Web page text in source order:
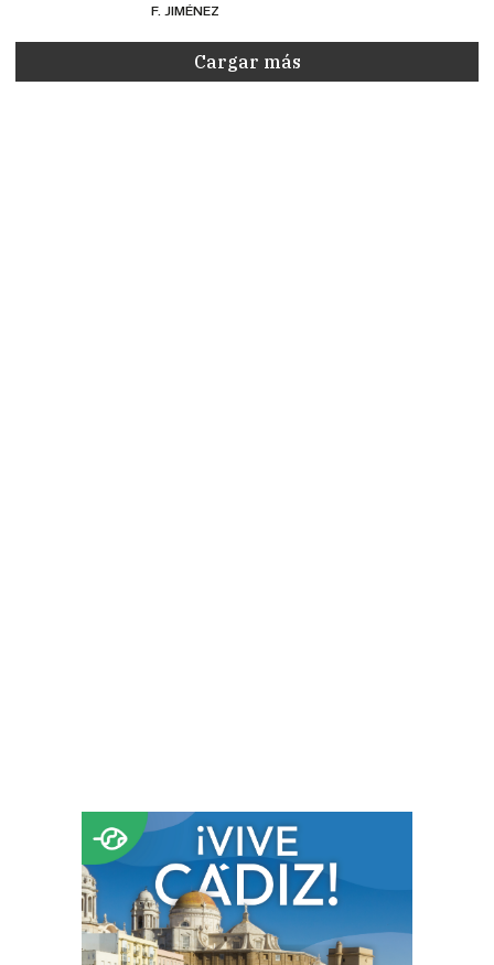
F. JIMÉNEZ
Cargar más